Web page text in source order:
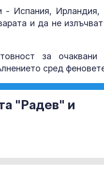
- Испания, Ирландия,
и да не
за очаквани
сред
"Радев" и